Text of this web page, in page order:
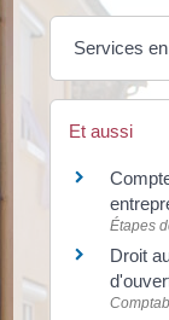
Services
Et aussi
Étapes
Droit